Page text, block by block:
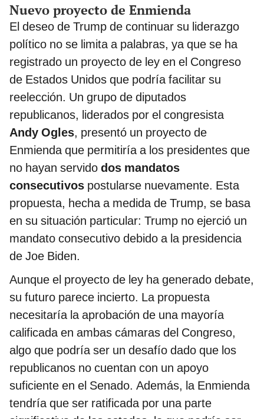
Nuevo proyecto de Enmienda
El deseo de Trump de continuar su liderazgo
político no se limita a palabras, ya que se ha
registrado un proyecto de ley en el Congreso
de Estados Unidos que podría facilitar su
reelección. Un grupo de diputados
republicanos, liderados por el congresista
Andy Ogles, presentó un proyecto de
Enmienda que permitiría a los presidentes que
no hayan servido dos mandatos
consecutivos postularse nuevamente. Esta
propuesta, hecha a medida de Trump, se basa
en su situación particular: Trump no ejerció un
mandato consecutivo debido a la presidencia
de Joe Biden.
Aunque el proyecto de ley ha generado debate,
su futuro parece incierto. La propuesta
necesitaría la aprobación de una mayoría
calificada en ambas cámaras del Congreso,
algo que podría ser un desafío dado que los
republicanos no cuentan con un apoyo
suficiente en el Senado. Además, la Enmienda
tendría que ser ratificada por una parte